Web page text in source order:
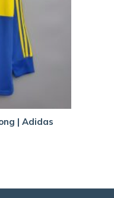
| Adidas